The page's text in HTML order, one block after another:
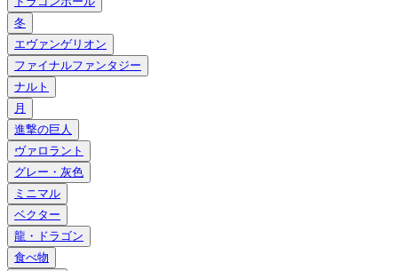
冬
エヴァンゲリオン
ファイナルファンタジー
ナルト
月
進撃の巨人
ヴァロラント
グレー・灰色
ミニマル
ベクター
龍・ドラゴン
食べ物